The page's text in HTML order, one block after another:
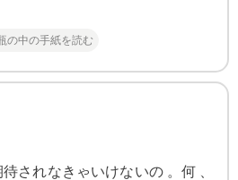
の中の手紙を読む
されなきゃいけないの 。何 、